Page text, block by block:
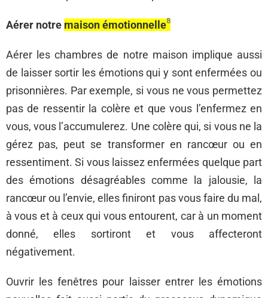
Aérer notre maison émotionnelle8
Aérer les chambres de notre maison implique aussi
de laisser sortir les émotions qui y sont enfermées ou
prisonnières. Par exemple, si vous ne vous permettez
pas de ressentir la colère et que vous l’enfermez en
vous, vous l’accumulerez. Une colère qui, si vous ne la
gérez pas, peut se transformer en rancœur ou en
ressentiment. Si vous laissez enfermées quelque part
des émotions désagréables comme la jalousie, la
rancœur ou l’envie, elles finiront pas vous faire du mal,
à vous et à ceux qui vous entourent, car à un moment
donné, elles sortiront et vous affecteront
négativement.
Ouvrir les fenêtres pour laisser entrer les émotions